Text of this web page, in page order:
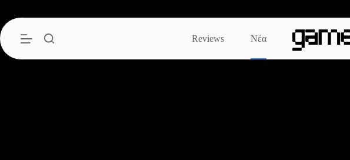
περιεχόμενο
Reviews
Νέα